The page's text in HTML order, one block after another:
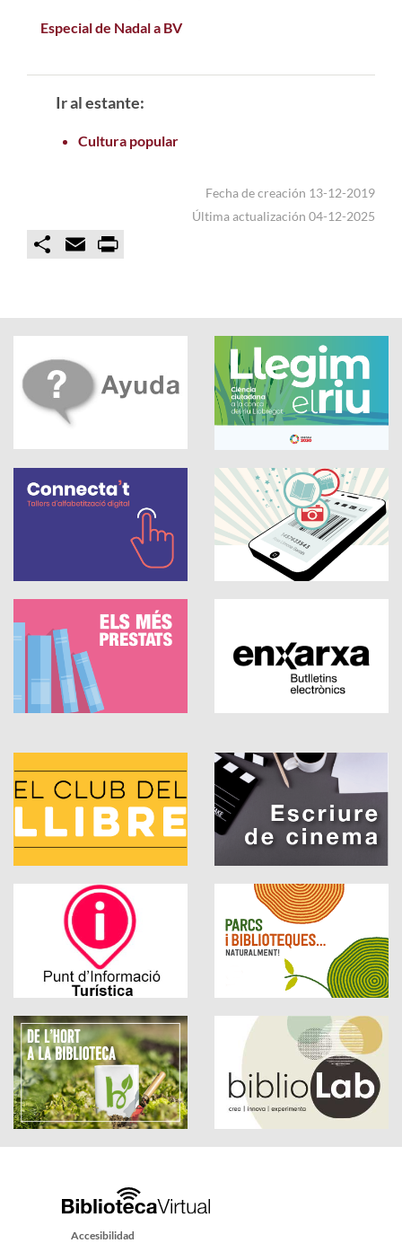
Especial de Nadal a BV
Ir al estante:
Cultura popular
Fecha de creación 13-12-2019
Última actualización 04-12-2025
C
t
i
m
Accesibilidad